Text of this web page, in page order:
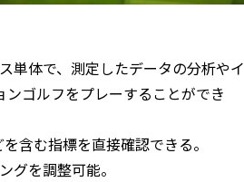
単体で、測定したデータの分析やイ
ゴルフをプレーすることができ
含む指標を直接確認できる。
グを調整可能。